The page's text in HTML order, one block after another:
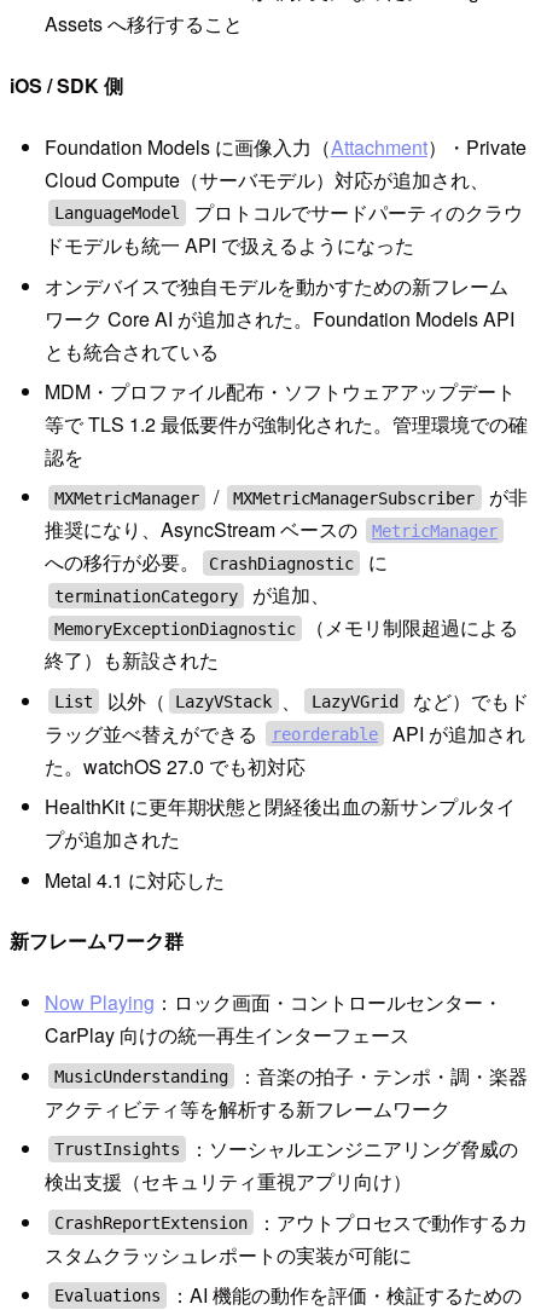
Assets へ移行すること
iOS / SDK 側
Foundation Models に画像入力（Attachment）・Private
Cloud Compute（サーバモデル）対応が追加され、
LanguageModel
プロトコルでサードパーティのクラウ
ドモデルも統一 API で扱えるようになった
オンデバイスで独自モデルを動かすための新フレーム
ワーク Core AI が追加された。Foundation Models API
とも統合されている
MDM・プロファイル配布・ソフトウェアアップデート
等で TLS 1.2 最低要件が強制化された。管理環境での確
認を
MXMetricManager / MXMetricManagerSubscriber
が非
推奨になり、AsyncStream ベースの
MetricManager
への移行が必要。 CrashDiagnostic に
terminationCategory が追加、
MemoryExceptionDiagnostic
（メモリ制限超過による
終了）も新設された
List 以外（ LazyVStack 、 LazyVGrid
など）でもド
ラッグ並べ替えができる
reorderable
API が追加され
た。watchOS 27.0 でも初対応
HealthKit に更年期状態と閉経後出血の新サンプルタイ
プが追加された
Metal 4.1 に対応した
新フレームワーク群
Now Playing ：ロック画面・コントロールセンター・
CarPlay 向けの統一再生インターフェース
MusicUnderstanding
：音楽の拍子・テンポ・調・楽器
アクティビティ等を解析する新フレームワーク
TrustInsights
：ソーシャルエンジニアリング脅威の
検出支援（セキュリティ重視アプリ向け）
CrashReportExtension
：アウトプロセスで動作するカ
スタムクラッシュレポートの実装が可能に
Evaluations
：AI 機能の動作を評価・検証するための